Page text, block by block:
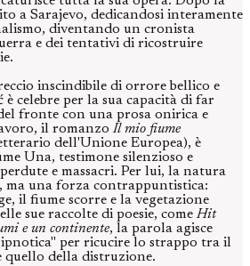
a Sarajevo, dedicandosi interamente
diventando un cronista
e dei tentativi di ricostruire
inscindibile di orrore bellico e
celebre per la sua capacità di far
fronte con una prosa onirica e
il romanzo Il mio fiume
dell'Unione Europea), è
Una, testimone silenzioso e
e massacri. Per lui, la natura
ma una forza contrappuntistica:
il fiume scorre e la vegetazione
sue raccolte di poesie, come Hit
e un continente, la parola agisce
ipnotica" per ricucire lo strappo tra il
quello della distruzione.